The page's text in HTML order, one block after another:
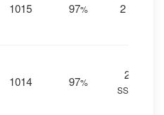
1015 97% 2
1014 97%
2
SSW